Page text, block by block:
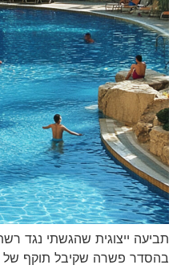
תביעה ייצוגית שהגשתי נגד
בהסדר פשרה שקיבל תוקף של